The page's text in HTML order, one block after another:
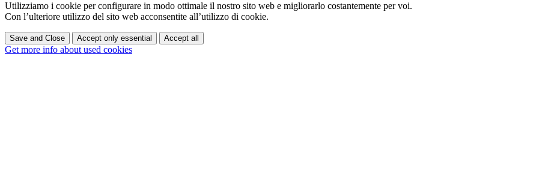
Utilizziamo i cookie per configurare in modo ottimale il nostro sito web e migliorarlo costantemente per voi.
Con l’ulteriore utilizzo del sito web acconsentite all’utilizzo di cookie.
Save and Close Accept only essential Accept all
Get more info about used cookies